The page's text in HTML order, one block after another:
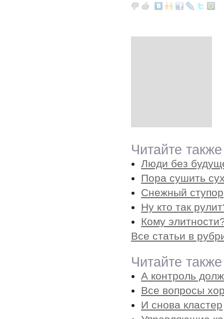
Читайте
Люди без
Пора сушить
Снежный ступор
Ну кто так
Кому
Все статьи в
Читайте
А контроль
Все вопросы
И снова кластер